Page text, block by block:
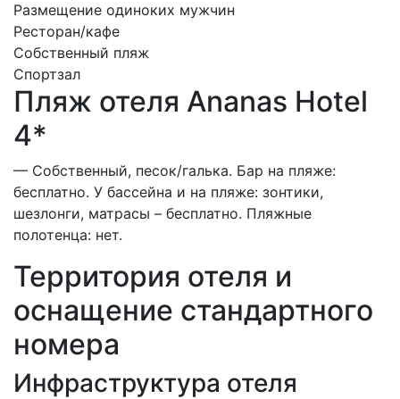
Размещение одиноких мужчин
Ресторан/кафе
Собственный пляж
Спортзал
Пляж отеля Ananas Hotel
4*
— Собственный, песок/галька. Бар на пляже:
бесплатно. У бассейна и на пляже: зонтики,
шезлонги, матрасы – бесплатно. Пляжные
полотенца: нет.
Территория отеля и
оснащение стандартного
номера
Инфраструктура отеля